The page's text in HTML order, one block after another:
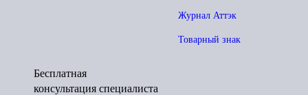
Журнал Аттэк
Товарный знак
Бесплатная
консультация специалиста